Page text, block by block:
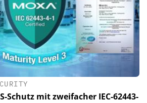
Schutz mit zweifacher IEC-62443-